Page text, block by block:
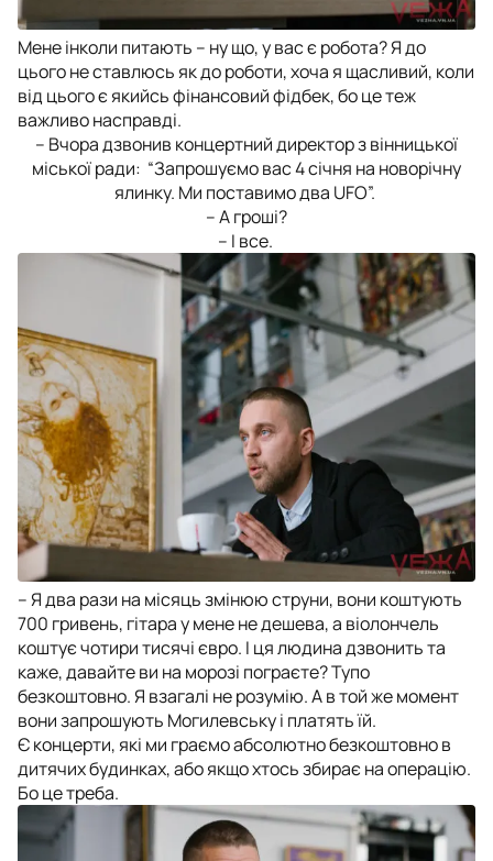
Мене інколи питають – ну що, у вас є робота? Я до
цього не ставлюсь як до роботи, хоча я щасливий, коли
від цього є якийсь фінансовий фідбек, бо це теж
важливо насправді.
– Вчора дзвонив концертний директор з вінницької
міської ради: “Запрошуємо вас 4 січня на новорічну
ялинку. Ми поставимо два UFO”.
– А гроші?
– І все.
– Я два рази на місяць змінюю струни, вони коштують
700 гривень, гітара у мене не дешева, а віолончель
коштує чотири тисячі євро. І ця людина дзвонить та
каже, давайте ви на морозі пограєте? Тупо
безкоштовно. Я взагалі не розумію. А в той же момент
вони запрошують Могилевську і платять їй.
Є концерти, які ми граємо абсолютно безкоштовно в
дитячих будинках, або якщо хтось збирає на операцію.
Бо це треба.